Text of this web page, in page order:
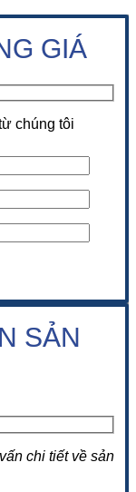
GIÁ
chúng tôi
SẢN
chi tiết về sản